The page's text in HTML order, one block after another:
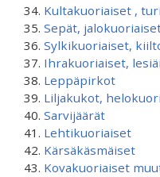
Kultakuoriaiset ,
Sepät,
Sylkikuoriaiset,
Ihrakuoriaiset,
Leppäpirkot
Liljakukot,
Sarvijäärät
Lehtikuoriaiset
Kärsäkäsmäiset
Kovakuoriaiset